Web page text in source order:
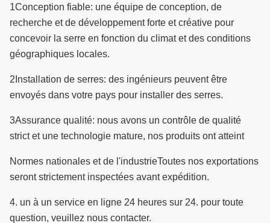
1Conception fiable: une équipe de conception, de
recherche et de développement forte et créative pour
concevoir la serre en fonction du climat et des conditions
géographiques locales.
2Installation de serres: des ingénieurs peuvent être
envoyés dans votre pays pour installer des serres.
3Assurance qualité: nous avons un contrôle de qualité
strict et une technologie mature, nos produits ont atteint
Normes nationales et de l'industrieToutes nos exportations
seront strictement inspectées avant expédition.
4. un à un service en ligne 24 heures sur 24. pour toute
question, veuillez nous contacter.